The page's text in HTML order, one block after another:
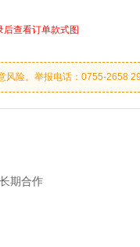
后查看订单款式图
风险。举报电话：0755-2658
期合作